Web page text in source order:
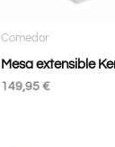
Comedor
Mesa extensible
149,95 €